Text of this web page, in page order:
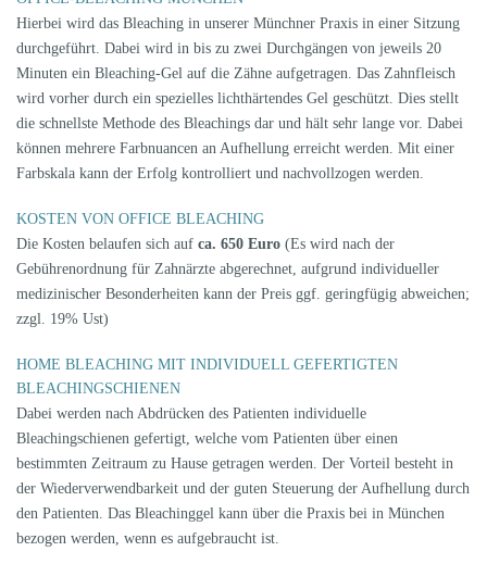
Hierbei wird das Bleaching in unserer Münchner Praxis in einer Sitzung
durchgeführt. Dabei wird in bis zu zwei Durchgängen von jeweils 20
Minuten ein Bleaching-Gel auf die Zähne aufgetragen. Das Zahnfleisch
wird vorher durch ein spezielles lichthärtendes Gel geschützt. Dies stellt
die schnellste Methode des Bleachings dar und hält sehr lange vor. Dabei
können mehrere Farbnuancen an Aufhellung erreicht werden. Mit einer
Farbskala kann der Erfolg kontrolliert und nachvollzogen werden.
KOSTEN VON OFFICE BLEACHING
Die Kosten belaufen sich auf ca. 650 Euro (Es wird nach der
Gebührenordnung für Zahnärzte abgerechnet, aufgrund individueller
medizinischer Besonderheiten kann der Preis ggf. geringfügig abweichen;
zzgl. 19% Ust)
HOME BLEACHING MIT INDIVIDUELL GEFERTIGTEN
BLEACHINGSCHIENEN
Dabei werden nach Abdrücken des Patienten individuelle
Bleachingschienen gefertigt, welche vom Patienten über einen
bestimmten Zeitraum zu Hause getragen werden. Der Vorteil besteht in
der Wiederverwendbarkeit und der guten Steuerung der Aufhellung durch
den Patienten. Das Bleachinggel kann über die Praxis bei in München
bezogen werden, wenn es aufgebraucht ist.